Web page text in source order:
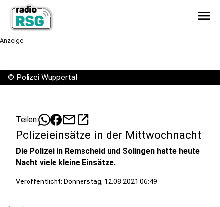
menu
Anzeige
© Polizei Wuppertal
Teilen: mailopen_in_new
Polizeieinsätze in der Mittwochnacht
Die Polizei in Remscheid und Solingen hatte heute
Nacht viele kleine Einsätze.
Veröffentlicht: Donnerstag, 12.08.2021 06:49